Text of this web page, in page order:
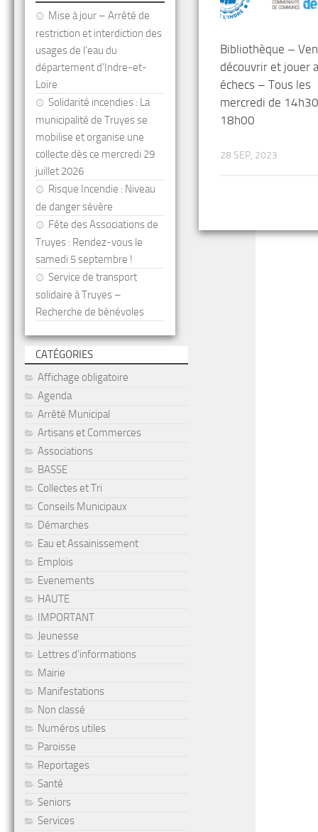
Bibliothèque –
découvrir et jouer
échecs – Tous les
mercredi de
18h00
28 SEP, 2023
Mise à jour – Arrêté de
restriction et interdiction des
usages de l’eau du
département d’Indre-et-
Loire
Solidarité incendies : La
municipalité de Truyes se
mobilise et organise une
collecte dès ce mercredi 29
juillet 2026
Risque Incendie : Niveau
de danger sévère
Fête des Associations de
Truyes : Rendez-vous le
samedi 5 septembre !
Service de transport
solidaire à Truyes –
Recherche de bénévoles
CATÉGORIES
Affichage obligatoire
Agenda
Arrêté Municipal
Artisans et Commerces
Associations
BASSE
Collectes et Tri
Conseils Municipaux
Démarches
Eau et Assainissement
Emplois
Evenements
HAUTE
IMPORTANT
Jeunesse
Lettres d'informations
Mairie
Manifestations
Non classé
Numéros utiles
Paroisse
Reportages
Santé
Seniors
Services